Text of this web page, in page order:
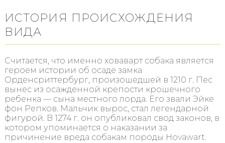
ИСТОРИЯ ПРОИСХОЖДЕНИЯ
ВИДА
Считается, что именно ховаварт собака является
героем истории об осаде замка
Орденсриттербург, произошедшей в 1210 г. Пес
вынес из осажденной крепости крошечного
ребенка — сына местного лорда. Его звали Эйке
фон Репков. Мальчик вырос, стал легендарной
фигурой. В 1274 г. он опубликовал свод законов, в
котором упоминается о наказании за
причинение вреда собакам породы Hovawart.